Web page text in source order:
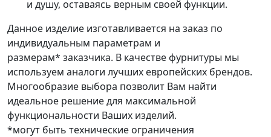
и душу, оставаясь верным своей функции.
Данное изделие изготавливается на заказ по
индивидуальным параметрам и
размерам* заказчика. В качестве фурнитуры мы
используем аналоги лучших европейских брендов.
Многообразие выбора позволит Вам найти
идеальное решение для максимальной
функциональности Ваших изделий.
*могут быть технические ограничения